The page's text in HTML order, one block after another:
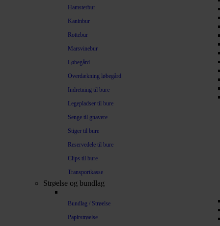
Hamsterbur
Kaninbur
Rottebur
Marsvinebur
Løbegård
Overdækning løbegård
Indretning til bure
Legepladser til bure
Senge til gnavere
Stiger til bure
Reservedele til bure
Clips til bure
Transportkasse
Strøelse og bundlag
Bundlag / Strøelse
Papirstrøelse